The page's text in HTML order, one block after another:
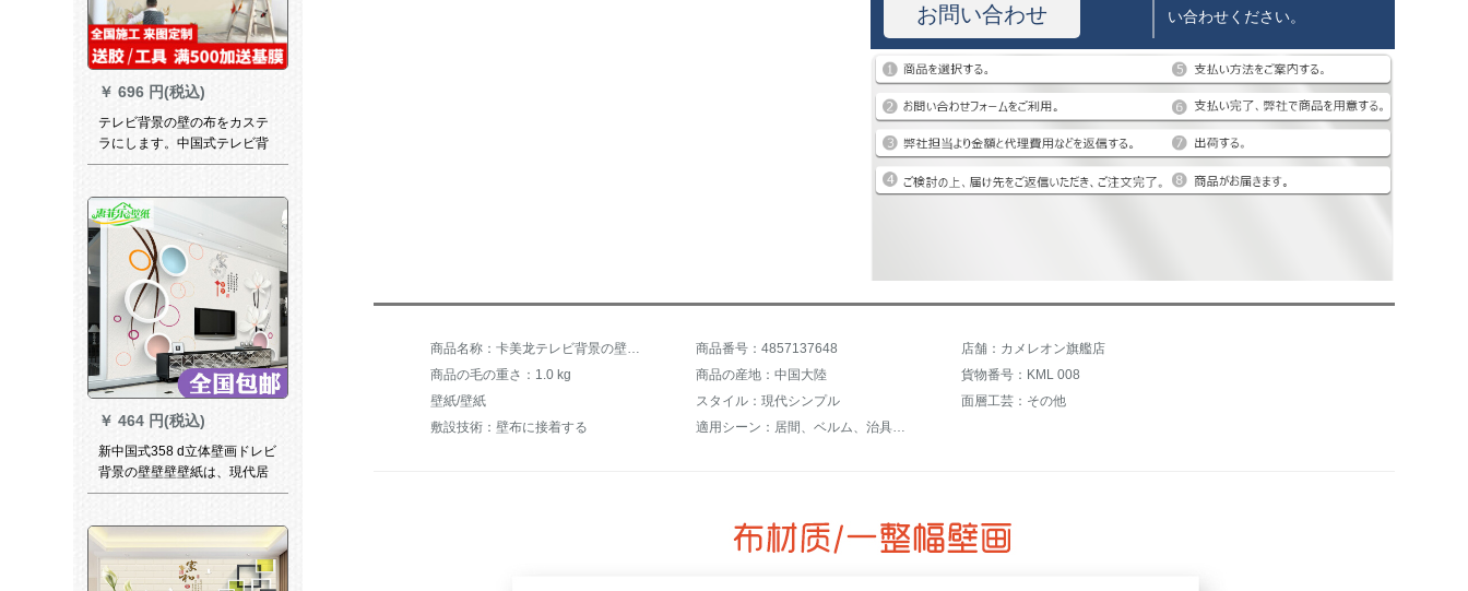
￥ 696 円(税込)
テレビ背景の壁の布をカステ
ラにします。中国式テレビ背
景の壁の壁紙は簡単に現代家
壁画は映画化壁の布をカマズ
して、シムレスの布を整えま
す。8 D水晶の凹凸は78元/平
方メトルです。
￥ 464 円(税込)
新中国式358 d立体壁画ドレビ
背景の壁壁壁壁紙は、現代居
間ベルムの壁紙で、フルス宮
ルの材質1。
お問い合わせ
い合わせください。
商品番号：4857137648
店舗：カメレオン旗艦店
商品の毛の重さ：1.0 kg
商品の産地：中国大陸
貨物番号：KML 008
壁紙/壁紙
スタイル：現代シンプル
面層工芸：その他
敷設技術：壁布に接着する